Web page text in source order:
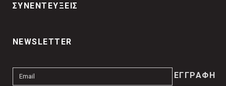
ΣΥΝΕΝΤΕΥΞΕΙΣ
NEWSLETTER